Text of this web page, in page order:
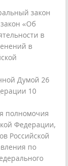
закон
«Об
в
в
Думой 26
10
полномочия
Федерации,
Российской
по